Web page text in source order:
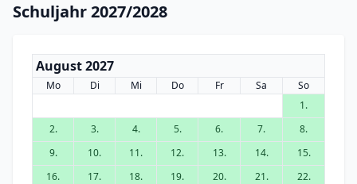
Schuljahr 2027/2028
August 2027
Mo Di Mi Do Fr Sa
So
1.
2.
3. 4. 5. 6. 7.
8.
9.
10. 11. 12. 13. 14.
15.
16.
17. 18. 19. 20. 21.
22.